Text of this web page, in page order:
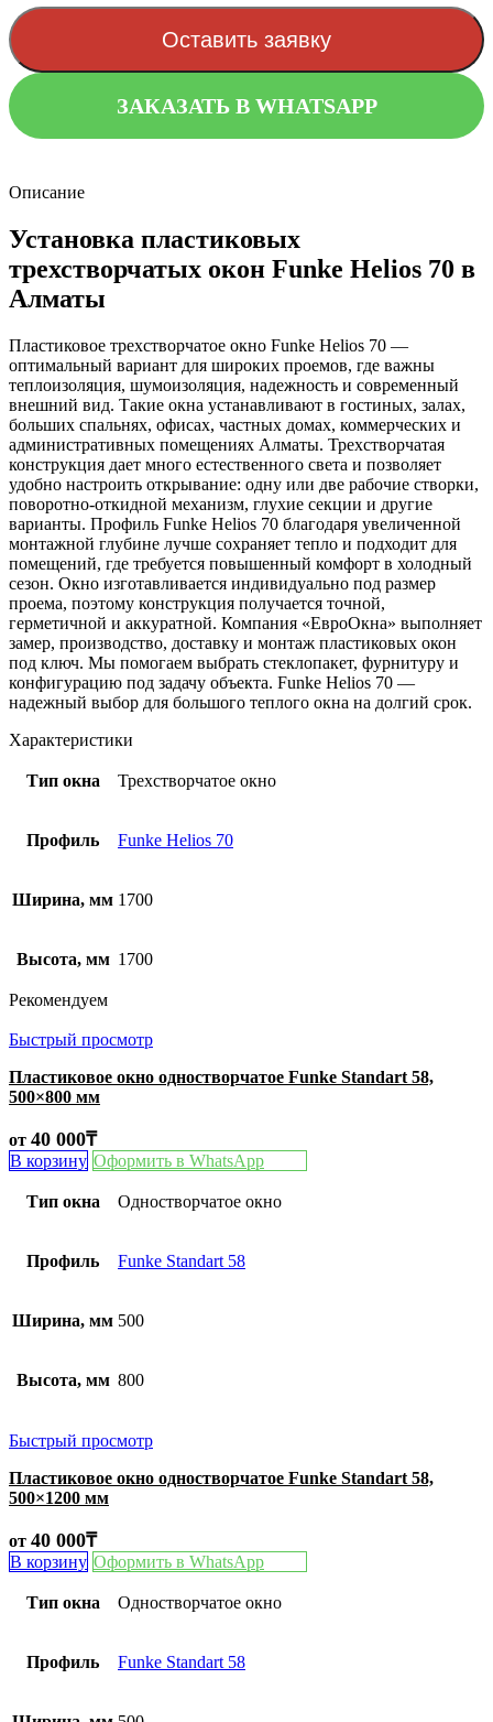
Оставить заявку
ЗАКАЗАТЬ В WHATSAPP
Описание
Установка пластиковых
трехстворчатых окон Funke Helios 70 в
Алматы
Пластиковое трехстворчатое окно Funke Helios 70 —
оптимальный вариант для широких проемов, где важны
теплоизоляция, шумоизоляция, надежность и современный
внешний вид. Такие окна устанавливают в гостиных, залах,
больших спальнях, офисах, частных домах, коммерческих и
административных помещениях Алматы. Трехстворчатая
конструкция дает много естественного света и позволяет
удобно настроить открывание: одну или две рабочие створки,
поворотно-откидной механизм, глухие секции и другие
варианты. Профиль Funke Helios 70 благодаря увеличенной
монтажной глубине лучше сохраняет тепло и подходит для
помещений, где требуется повышенный комфорт в холодный
сезон. Окно изготавливается индивидуально под размер
проема, поэтому конструкция получается точной,
герметичной и аккуратной. Компания «ЕвроОкна» выполняет
замер, производство, доставку и монтаж пластиковых окон
под ключ. Мы помогаем выбрать стеклопакет, фурнитуру и
конфигурацию под задачу объекта. Funke Helios 70 —
надежный выбор для большого теплого окна на долгий срок.
Характеристики
Тип окна Трехстворчатое окно
Профиль Funke Helios 70
Ширина, мм 1700
Высота, мм 1700
Рекомендуем
Быстрый просмотр
Пластиковое окно одностворчатое Funke Standart 58,
500×800 мм
от 40 000₸
В корзину Оформить в WhatsApp
Тип окна Одностворчатое окно
Профиль Funke Standart 58
Ширина, мм 500
Высота, мм 800
Быстрый просмотр
Пластиковое окно одностворчатое Funke Standart 58,
500×1200 мм
от 40 000₸
В корзину Оформить в WhatsApp
Тип окна Одностворчатое окно
Профиль Funke Standart 58